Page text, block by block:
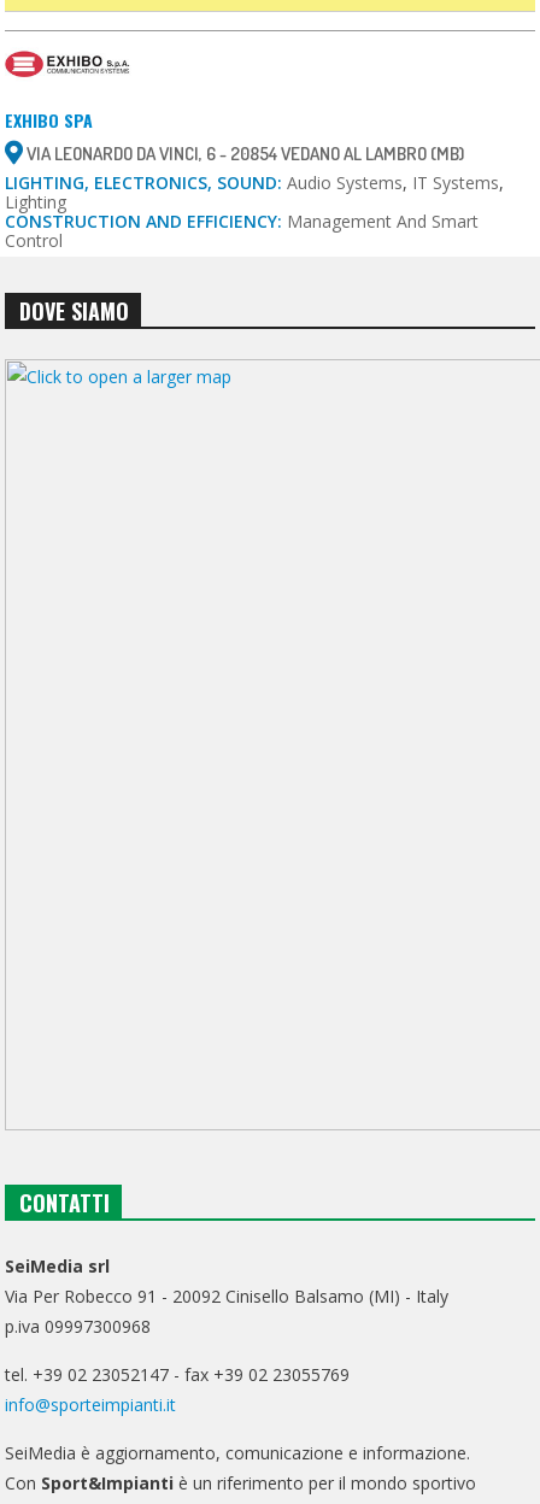
EXHIBO SPA
VIA LEONARDO DA VINCI, 6 - 20854 VEDANO AL LAMBRO (MB)
LIGHTING, ELECTRONICS, SOUND: Audio Systems, IT Systems,
Lighting
CONSTRUCTION AND EFFICIENCY: Management And Smart
Control
DOVE SIAMO
CONTATTI
SeiMedia srl
Via Per Robecco 91 - 20092 Cinisello Balsamo (MI) - Italy
p.iva 09997300968
tel. +39 02 23052147 - fax +39 02 23055769
info@sporteimpianti.it
SeiMedia è aggiornamento, comunicazione e informazione.
Con Sport&Impianti è un riferimento per il mondo sportivo